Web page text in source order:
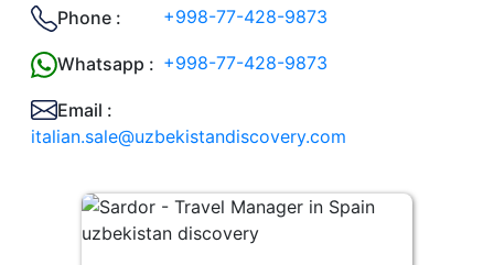
Phone : +998-77-428-9873
Whatsapp : +998-77-428-9873
Email :
italian.sale@uzbekistandiscovery.com